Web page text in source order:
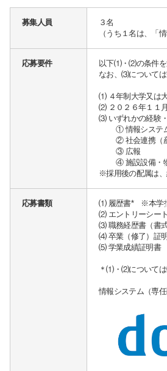
募集人員
３名
（うち１名は、「
応募要件
以下⑴・⑵の条件を
なお、⑶について
⑴ ４年制大学又は
⑵ ２０２６年１１
⑶ いずれかの経験
① 情報システム
② 社会連携（産
③ 広報
④ 施設設備・物
※採用後の配属は
応募書類
⑴ 履歴書* ※本学指
⑵ エントリーシー
⑶ 職務経歴書（書
⑷ 卒業（修了）証
⑸ 学業成績証明書
＊⑴・⑵については
情報システム（専任